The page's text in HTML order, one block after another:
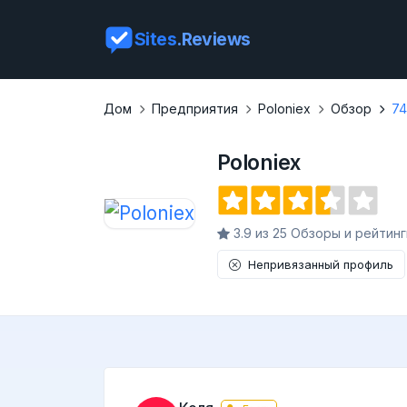
Sites.Reviews
Дом Предприятия Poloniex Обзор
Poloniex
3.9 из 25 Обзоры и
Непривязанный профиль